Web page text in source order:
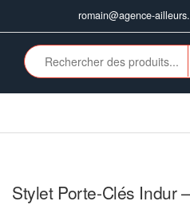
romain@agence-
Stylet Porte-Clés Indur